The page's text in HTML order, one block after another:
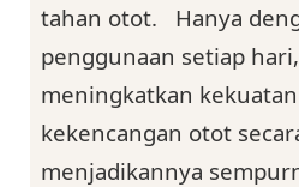
tahan otot.
Hanya
penggunaan setiap
meningkatkan
kekencangan otot
menjadikannya